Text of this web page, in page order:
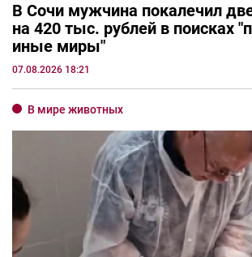
В Сочи мужчина покалечил
на 420 тыс. рублей в поисках
иные миры"
07.08.2026 18:21
В мире животных